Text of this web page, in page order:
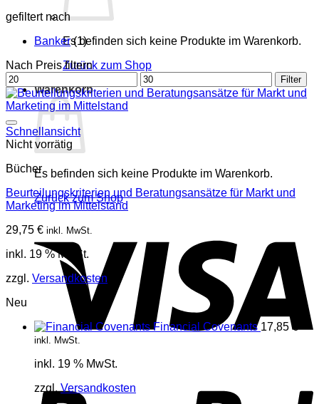
Es befinden sich keine Produkte im Warenkorb.
Zurück zum Shop
Warenkorb
Es befinden sich keine Produkte im Warenkorb.
Zurück zum Shop
gefiltert nach
Banker (1)
Nach Preis filtern
Min.
Preis
Max.
Preis
Filter
Schnellansicht
Nicht vorrätig
Bücher
Beurteilungskriterien und Beratungsansätze für Markt und
Marketing im Mittelstand
29,75 € inkl. MwSt.
inkl. 19 % MwSt.
zzgl. Versandkosten
Neu
Financial Covenants 17,85€
inkl. MwSt.
inkl. 19 % MwSt.
zzgl.Versandkosten